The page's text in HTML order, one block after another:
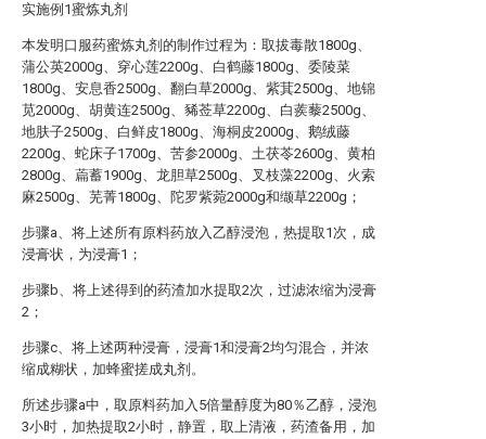
实施例1蜜炼丸剂
本发明口服药蜜炼丸剂的制作过程为：取拔毒散1800g、
蒲公英2000g、穿心莲2200g、白鹤藤1800g、委陵菜
1800g、安息香2500g、翻白草2000g、紫萁2500g、地锦
苋2000g、胡黄连2500g、豨莶草2200g、白蒺藜2500g、
地肤子2500g、白鲜皮1800g、海桐皮2000g、鹅绒藤
2200g、蛇床子1700g、苦参2000g、土茯苓2600g、黄柏
2800g、萹蓄1900g、龙胆草2500g、叉枝藻2200g、火索
麻2500g、芜菁1800g、陀罗紫菀2000g和缬草2200g；
步骤a、将上述所有原料药放入乙醇浸泡，热提取1次，成
浸膏状，为浸膏1；
步骤b、将上述得到的药渣加水提取2次，过滤浓缩为浸膏
2；
步骤c、将上述两种浸膏，浸膏1和浸膏2均匀混合，并浓
缩成糊状，加蜂蜜搓成丸剂。
所述步骤a中，取原料药加入5倍量醇度为80％乙醇，浸泡
3小时，加热提取2小时，静置，取上清液，药渣备用，加